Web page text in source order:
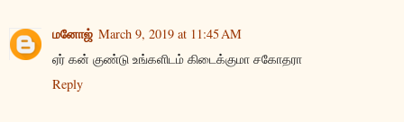
மனோஜ் March 9, 2019 at 11:45 AM
ஏர் கன் குண்டு உங்களிடம் கிடைக்குமா சகோதரா
Reply